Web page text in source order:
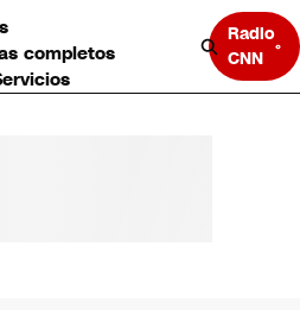
completos
Radio
CNN